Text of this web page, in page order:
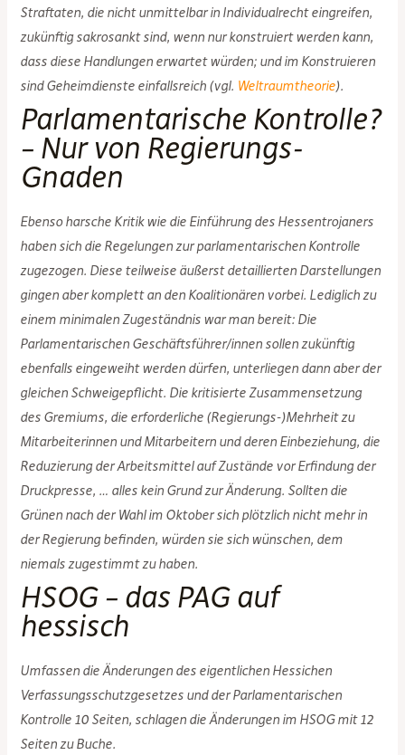
Straftaten, die nicht unmittelbar in Individualrecht eingreifen,
zukünftig sakrosankt sind, wenn nur konstruiert werden kann,
dass diese Handlungen erwartet würden; und im Konstruieren
sind Geheimdienste einfallsreich (vgl. Weltraumtheorie).
Parlamentarische Kontrolle?
– Nur von Regierungs-
Gnaden
Ebenso harsche Kritik wie die Einführung des Hessentrojaners
haben sich die Regelungen zur parlamentarischen Kontrolle
zugezogen. Diese teilweise äußerst detaillierten Darstellungen
gingen aber komplett an den Koalitionären vorbei. Lediglich zu
einem minimalen Zugeständnis war man bereit: Die
Parlamentarischen Geschäftsführer/innen sollen zukünftig
ebenfalls eingeweiht werden dürfen, unterliegen dann aber der
gleichen Schweigepflicht. Die kritisierte Zusammensetzung
des Gremiums, die erforderliche (Regierungs-)Mehrheit zu
Mitarbeiterinnen und Mitarbeitern und deren Einbeziehung, die
Reduzierung der Arbeitsmittel auf Zustände vor Erfindung der
Druckpresse, … alles kein Grund zur Änderung. Sollten die
Grünen nach der Wahl im Oktober sich plötzlich nicht mehr in
der Regierung befinden, würden sie sich wünschen, dem
niemals zugestimmt zu haben.
HSOG – das PAG auf
hessisch
Umfassen die Änderungen des eigentlichen Hessichen
Verfassungsschutzgesetzes und der Parlamentarischen
Kontrolle 10 Seiten, schlagen die Änderungen im HSOG mit 12
Seiten zu Buche.